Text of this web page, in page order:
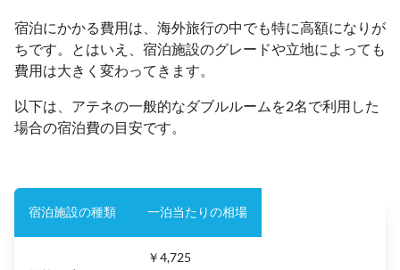
宿泊にかかる費用は、海外旅行の中でも特に高額になりが
ちです。とはいえ、宿泊施設のグレードや立地によっても
費用は大きく変わってきます。
以下は、アテネの一般的なダブルルームを2名で利用した
場合の宿泊費の目安です。
宿泊施設の種類 一泊当たりの相場
￥4,725